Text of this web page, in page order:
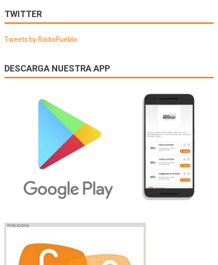
de
entradas
TWITTER
Tweets by RadioPuebla
DESCARGA NUESTRA APP